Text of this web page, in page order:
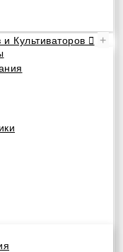
Культиваторов
+